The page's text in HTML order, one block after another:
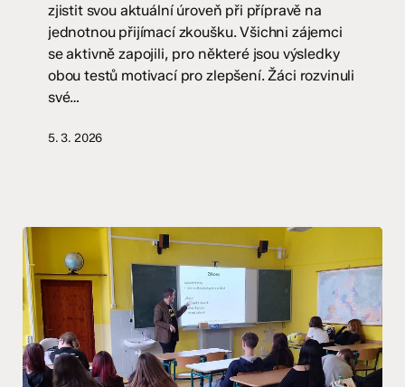
zjistit svou aktuální úroveň při přípravě na
jednotnou přijímací zkoušku. Všichni zájemci
se aktivně zapojili, pro některé jsou výsledky
obou testů motivací pro zlepšení. Žáci rozvinuli
své…
5. 3. 2026